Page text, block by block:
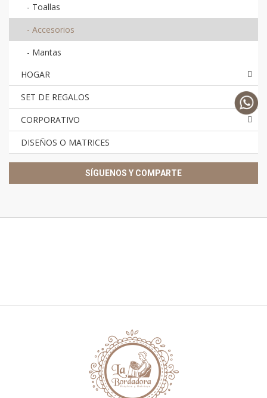
- Toallas
- Accesorios
- Mantas
HOGAR
SET DE REGALOS
CORPORATIVO
DISEÑOS O MATRICES
SÍGUENOS Y COMPARTE